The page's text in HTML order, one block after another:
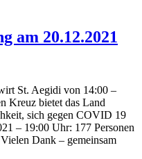
am 20.12.2021
St. Aegidi von 14:00 –
Kreuz bietet das Land
sich gegen COVID 19
– 19:00 Uhr: 177 Personen
Dank – gemeinsam